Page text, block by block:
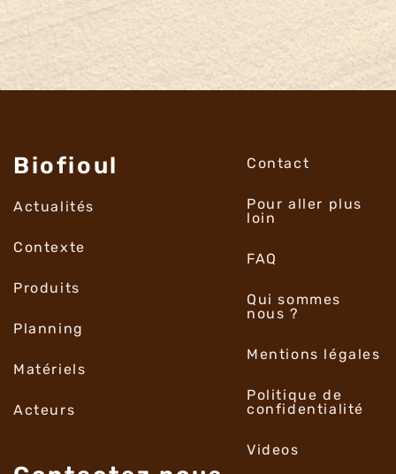
Biofioul
Actualités
Contexte
Produits
Planning
Matériels
Acteurs
Contact
Pour aller plus
loin
FAQ
Qui sommes
nous ?
Mentions légales
Politique de
confidentialité
Videos